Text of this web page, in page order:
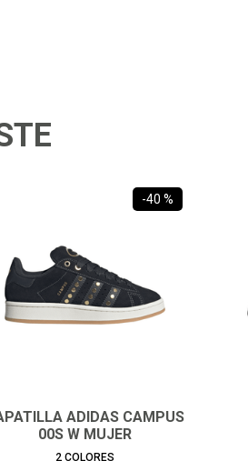
-40 %
ADIDAS CAMPUS
00S W MUJER
2 COLORES